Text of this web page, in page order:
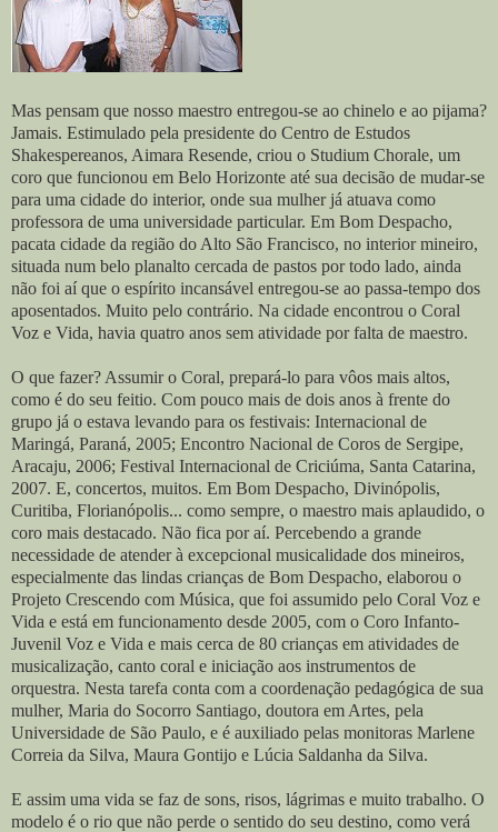
Mas pensam que nosso maestro entregou-se ao chinelo e ao pijama?
Jamais. Estimulado pela presidente do Centro de Estudos
Shakespereanos, Aimara Resende, criou o Studium Chorale, um
coro que funcionou em Belo Horizonte até sua decisão de mudar-se
para uma cidade do interior, onde sua mulher já atuava como
professora de uma universidade particular. Em Bom Despacho,
pacata cidade da região do Alto São Francisco, no interior mineiro,
situada num belo planalto cercada de pastos por todo lado, ainda
não foi aí que o espírito incansável entregou-se ao passa-tempo dos
aposentados. Muito pelo contrário. Na cidade encontrou o Coral
Voz e Vida, havia quatro anos sem atividade por falta de maestro.
O que fazer? Assumir o Coral, prepará-lo para vôos mais altos,
como é do seu feitio. Com pouco mais de dois anos à frente do
grupo já o estava levando para os festivais: Internacional de
Maringá, Paraná, 2005; Encontro Nacional de Coros de Sergipe,
Aracaju, 2006; Festival Internacional de Criciúma, Santa Catarina,
2007. E, concertos, muitos. Em Bom Despacho, Divinópolis,
Curitiba, Florianópolis... como sempre, o maestro mais aplaudido, o
coro mais destacado. Não fica por aí. Percebendo a grande
necessidade de atender à excepcional musicalidade dos mineiros,
especialmente das lindas crianças de Bom Despacho, elaborou o
Projeto Crescendo com Música, que foi assumido pelo Coral Voz e
Vida e está em funcionamento desde 2005, com o Coro Infanto-
Juvenil Voz e Vida e mais cerca de 80 crianças em atividades de
musicalização, canto coral e iniciação aos instrumentos de
orquestra. Nesta tarefa conta com a coordenação pedagógica de sua
mulher, Maria do Socorro Santiago, doutora em Artes, pela
Universidade de São Paulo, e é auxiliado pelas monitoras Marlene
Correia da Silva, Maura Gontijo e Lúcia Saldanha da Silva.
E assim uma vida se faz de sons, risos, lágrimas e muito trabalho. O
modelo é o rio que não perde o sentido do seu destino, como verá